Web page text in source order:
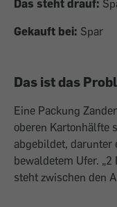
Das steht drauf:
Gekauft bei: Spar
Das ist das
Eine Packung
oberen Kartonhälfte
abgebildet, darunter
bewaldetem Ufer.
steht zwischen den